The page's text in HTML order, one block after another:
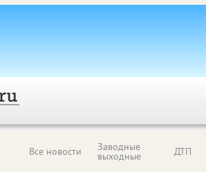
Все новости Заводные
выходные ДТП